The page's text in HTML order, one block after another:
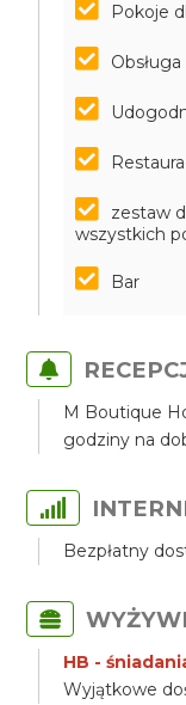
Pokoje
zestaw
wszystkich
Bar
M Boutique
godziny na
Bezpłatny
HB -
Wyjątkowe